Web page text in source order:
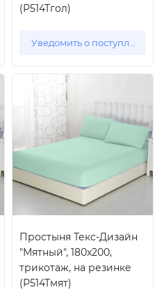
(Р514Тгол)
Уведомить о поступлении
Простыня Текс-Дизайн
"Мятный", 180x200,
трикотаж, на резинке
(Р514Тмят)